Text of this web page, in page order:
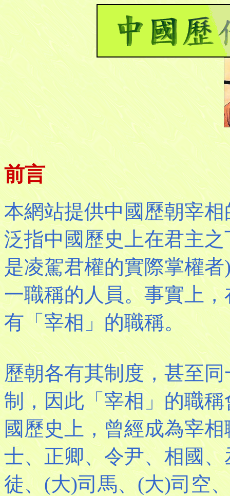
前言
本網站提供中國歷朝宰
泛指中國歷史上在君主
是凌駕君權的實際掌權
一職稱的人員。事實上
有「宰相」的職稱。
歷朝各有其制度，甚至
制，因此「宰相」的職
國歷史上，曾經成為宰
士、正卿、令尹、相國
徒、(大)司馬、(大)司空